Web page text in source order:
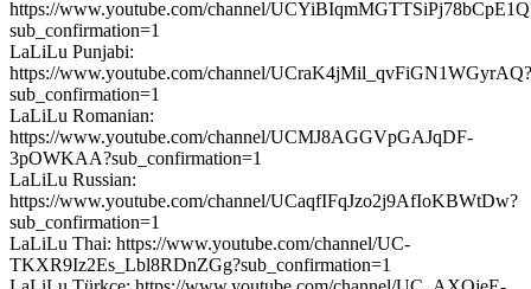
https://www.youtube.com/channel/
sub_confirmation=1
LaLiLu Punjabi:
https://www.youtube.com/channel/UCraK4jMil_qvFiGN1WGyrAQ?
sub_confirmation=1
LaLiLu Romanian:
https://www.youtube.com/channel/UCMJ8AGGVpGAJqDF-
3pOWKAA?sub_confirmation=1
LaLiLu Russian:
https://www.youtube.com/channel/UCaqfIFqJzo2j9AfIoKBWtDw?
sub_confirmation=1
LaLiLu Thai: https://www.youtube.com/channel/UC-
TKXR9Iz2Es_Lbl8RDnZGg?sub_confirmation=1